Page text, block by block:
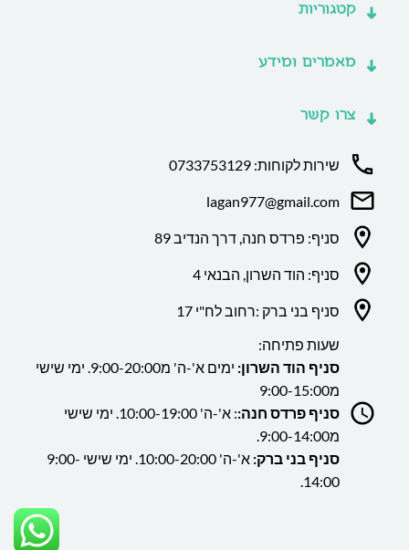
קטגוריות
מאמרים ומידע
צרו קשר
שירות לקוחות: 0733753129
lagan977@gmail.com
סניף: פרדס חנה, דרך הנדיב 89
סניף: הוד השרון, הבנאי 4
סניף בני ברק :רחוב לח"י 17
שעות פתיחה:
סניף הוד השרון:
ימים א'-ה' מ9:00-20:00. ימי שישי
מ9:00-15:00
סניף פרדס חנה:
: א'-ה' 10:00-19:00. ימי שישי
מ9:00-14:00.
סניף בני ברק:
א'-ה' 10:00-20:00. ימי שישי 9:00-
14:00.